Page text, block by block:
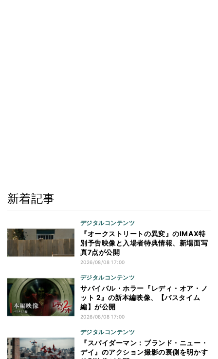
新着記事
デジタルコンテンツ
『オークストリートの異変』のIMAX特
別予告映像と入場者特典情報、新場面写
真7点が公開
2026/08/08 17:00
デジタルコンテンツ
サバイバル・ホラー『レディ・オア・ノ
ット 2』の新本編映像、【バスタイム
編】が公開
2026/08/08 17:00
デジタルコンテンツ
『スパイダーマン：ブランド・ニュー・
デイ』のアクション撮影の裏側を明かす